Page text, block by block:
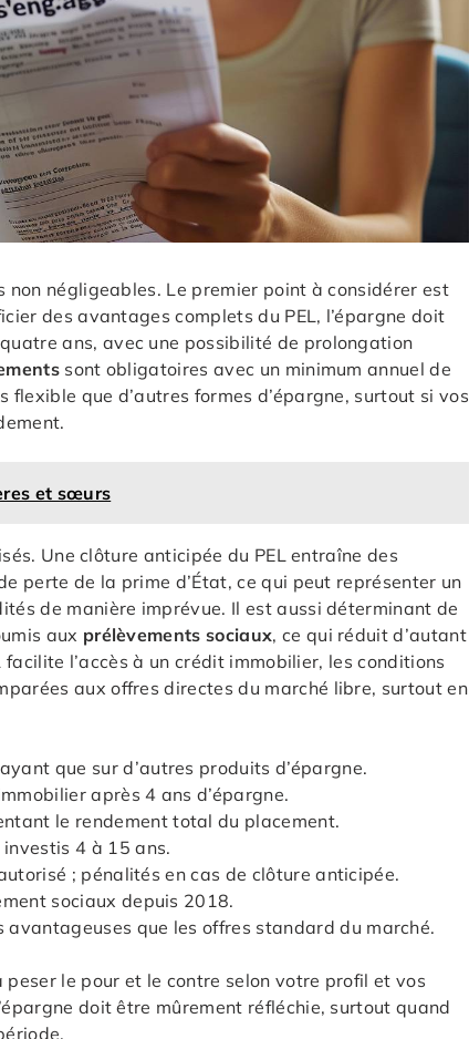
négligeables. Le premier point à considérer est
des avantages complets du PEL, l’épargne doit
ans, avec une possibilité de prolongation
sont obligatoires avec un minimum annuel de
que d’autres formes d’épargne, surtout si vos
et sœurs
Une clôture anticipée du PEL entraîne des
perte de la prime d’État, ce qui peut représenter un
de manière imprévue. Il est aussi déterminant de
aux prélèvements sociaux, ce qui réduit d’autant
l’accès à un crédit immobilier, les conditions
aux offres directes du marché libre, surtout en
que sur d’autres produits d’épargne.
après 4 ans d’épargne.
le rendement total du placement.
4 à 15 ans.
; pénalités en cas de clôture anticipée.
sociaux depuis 2018.
avantageuses que les offres standard du marché.
le pour et le contre selon votre profil et vos
doit être mûrement réfléchie, surtout quand